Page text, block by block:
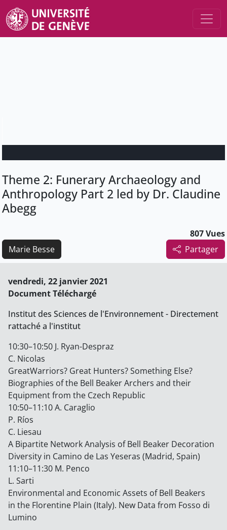
Theme 2: Funerary Archaeology and
Anthropology Part 2 led by Dr. Claudine
Abegg
807 Vues
Partager
Marie Besse
vendredi, 22 janvier 2021
Document Téléchargé
Institut des Sciences de l'Environnement - Directement
rattaché a l'institut
10:30–10:50 J. Ryan-Despraz
C. Nicolas
GreatWarriors? Great Hunters? Something Else?
Biographies of the Bell Beaker Archers and their
Equipment from the Czech Republic
10:50–11:10 A. Caraglio
P. Ríos
C. Liesau
A Bipartite Network Analysis of Bell Beaker Decoration
Diversity in Camino de Las Yeseras (Madrid, Spain)
11:10–11:30 M. Penco
L. Sarti
Environmental and Economic Assets of Bell Beakers
in the Florentine Plain (Italy). New Data from Fosso di
Lumino